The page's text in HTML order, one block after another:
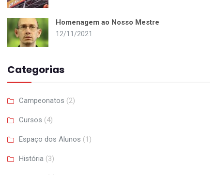
Homenagem ao Nosso Mestre
12/11/2021
Categorias
Campeonatos (2)
Cursos (4)
Espaço dos Alunos (1)
História (3)